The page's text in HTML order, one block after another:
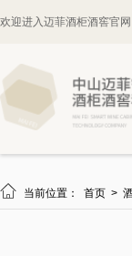
欢迎进入迈菲酒柜酒窖官
 当前位置： 首页 >